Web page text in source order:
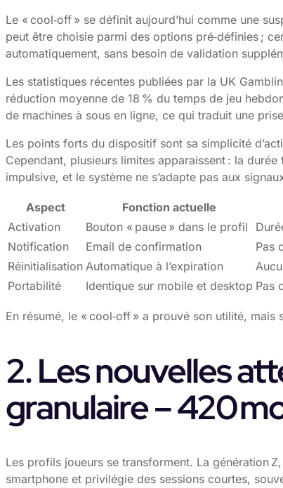
Le « cool‑off » se définit aujourd’hui comme une
peut être choisie parmi des options pré‑définies ;
automatiquement, sans besoin de validation
Les statistiques récentes publiées par la UK
réduction moyenne de 18 % du temps de jeu
de machines à sous en ligne, ce qui traduit une
Les points forts du dispositif sont sa simplicité
Cependant, plusieurs limites apparaissent : la
impulsive, et le système ne s’adapte pas aux
Aspect Fonction actuelle
Activation
Bouton « pause » dans le profil
Notification
Email de confirmation
Pas
Réinitialisation Automatique à l’expiration
Portabilité
Identique sur mobile et desktop Pas
En résumé, le « cool‑off » a prouvé son utilité,
2. Les nouvelles
granulaire – 420
Les profils joueurs se transforment. La génération
smartphone et privilégie des sessions courtes,